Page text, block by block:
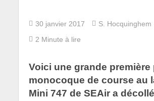
30 janvier 2017
S. Hocquinghem
2 Minute à lire
Voici une grande première
monocoque de course au
Mini 747 de SEAir a